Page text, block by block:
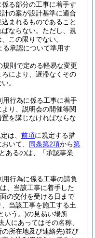
る部分の工事に着手す
の案が設計基準に適合
まれるものであること
ならない。 ただし、規
この限りでない。
る承認について準用す
規則で定める軽易な変更
により、遅滞なくその
。
行為に係る工事に着手
り、説明会の開催等関
を講じなければならな
は、 前項に規定する措
いて、 同条第2項から第
あるのは、「承認事業
行為に係る工事の請負
は、当該工事に着手した
の交付を受ける日まで
当該工事を施工する土
いう。)の見易い場所
人にあってはその名称、
所在地及び連絡先)並び